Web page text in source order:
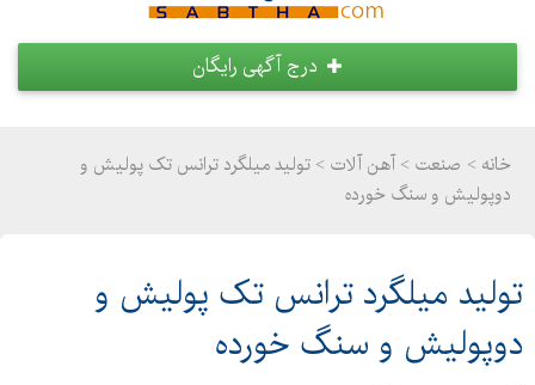
درج آگهی رایگان
خانه > صنعت >آهن آلات > تولید میلگرد ترانس تک پولیش و
دوپولیش و سنگ خورده
تولید میلگرد ترانس تک پولیش و
دوپولیش و سنگ خورده